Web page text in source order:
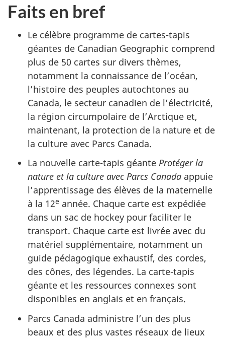
Faits en bref
Le célèbre programme de cartes-tapis
géantes de Canadian Geographic comprend
plus de 50 cartes sur divers thèmes,
notamment la connaissance de l’océan,
l’histoire des peuples autochtones au
Canada, le secteur canadien de l’électricité,
la région circumpolaire de l’Arctique et,
maintenant, la protection de la nature et de
la culture avec Parcs Canada.
La nouvelle carte-tapis géante Protéger la
nature et la culture avec Parcs Canada appuie
l’apprentissage des élèves de la maternelle
à la 12e année. Chaque carte est expédiée
dans un sac de hockey pour faciliter le
transport. Chaque carte est livrée avec du
matériel supplémentaire, notamment un
guide pédagogique exhaustif, des cordes,
des cônes, des légendes. La carte-tapis
géante et les ressources connexes sont
disponibles en anglais et en français.
Parcs Canada administre l’un des plus
beaux et des plus vastes réseaux de lieux